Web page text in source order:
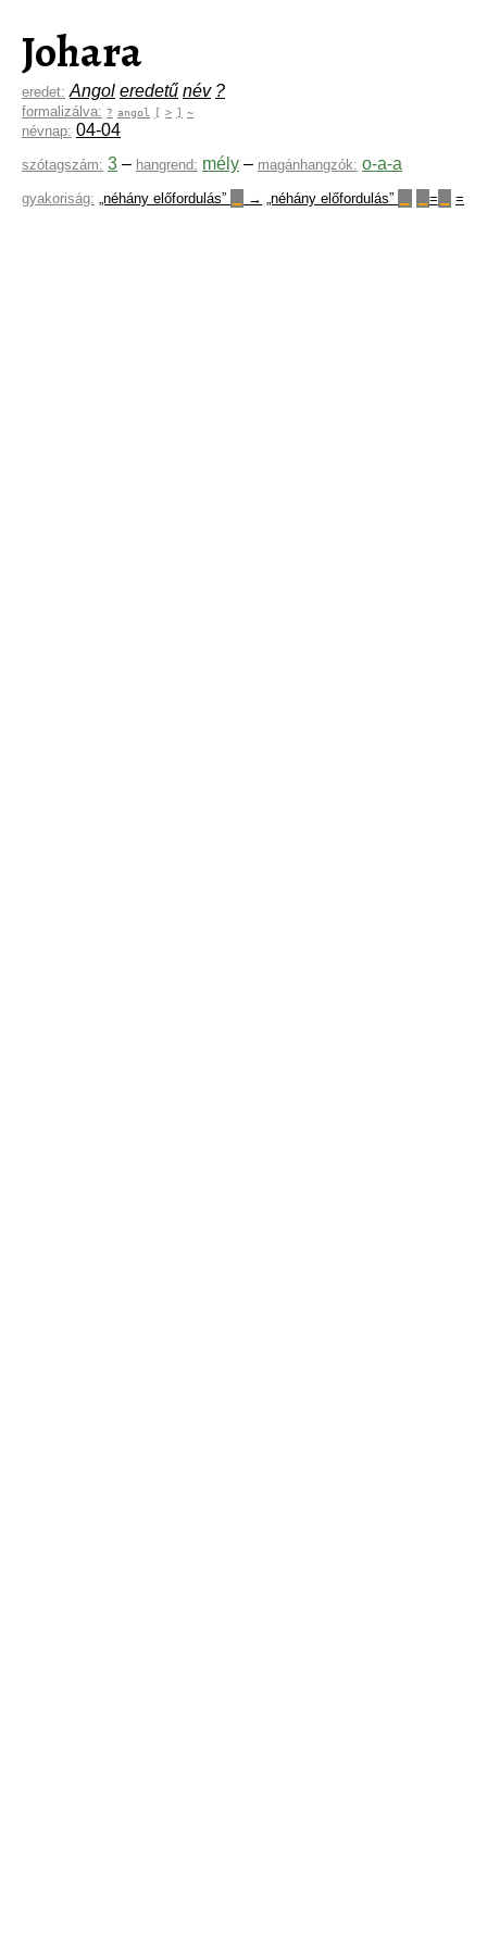
Johara
eredet: Angol eredetű név ?
formalizálva: ? angol [ > ] ~
névnap: 04-04
szótagszám: 3 – hangrend: mély – magánhangzók: o-a-a
gyakoriság: „néhány előfordulás” → „néhány előfordulás” = =